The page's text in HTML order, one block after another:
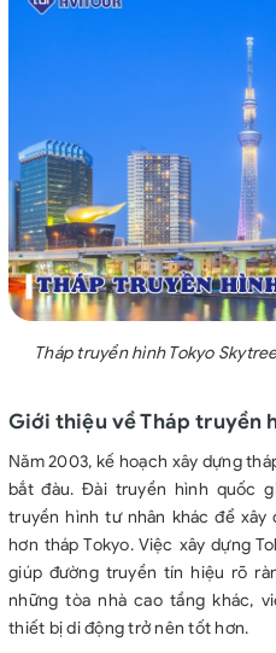
Tháp truyền hình Tokyo
Giới thiệu về Tháp truyền
Năm 2003, kế hoạch xây dựng
bắt đàu. Đài truyền hình quốc
truyền hình tư nhân khác để xây
hơn tháp Tokyo. Việc xây dựng
giúp đường truyền tín hiệu rõ
những tòa nhà cao tầng khác,
thiết bị di động trở nên tốt hơn.